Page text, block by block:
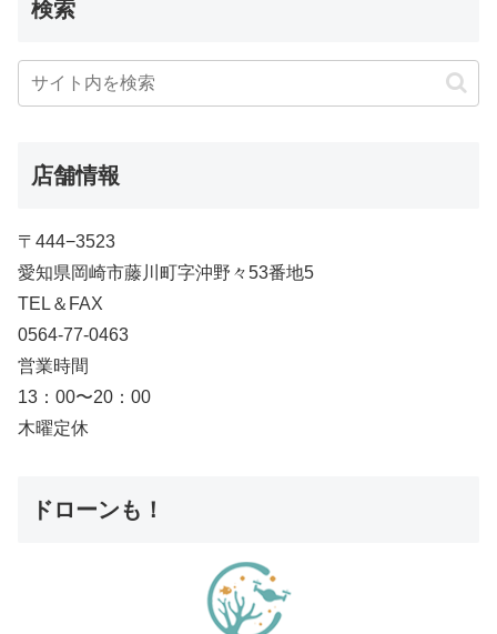
検索
店舗情報
〒444−3523
愛知県岡崎市藤川町字沖野々53番地5
TEL＆FAX
0564-77-0463
営業時間
13：00〜20：00
木曜定休
ドローンも！